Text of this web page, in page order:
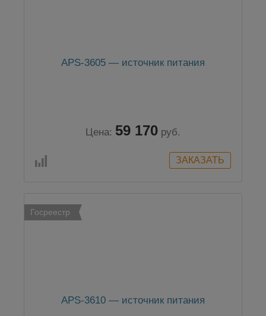
APS-3605 — источник питания
Цена: 59 170 руб.
Госреестр
APS-3610 — источник питания